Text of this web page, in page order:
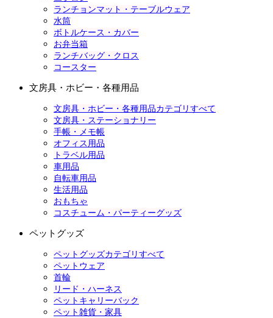
ランチョンマット・テーブルウェア
水筒
ボトルケース・カバー
お弁当箱
ランチバッグ・クロス
コースター
文房具・ホビー・各種用品
文房具・ホビー・各種用品カテゴリすべて
文房具・ステーショナリー
手帳・メモ帳
オフィス用品
トラベル用品
車用品
自転車用品
生活用品
おもちゃ
コスチューム・パーティーグッズ
ペットグッズ
ペットグッズカテゴリすべて
ペットウェア
首輪
リード・ハーネス
ペットキャリーバック
ペット雑貨・家具